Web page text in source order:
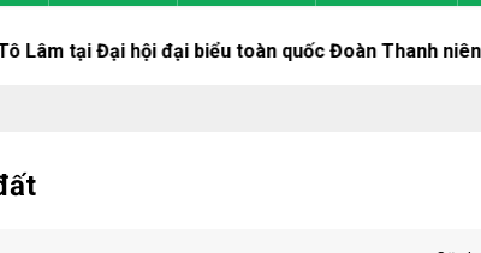
hội đại biểu toàn quốc Đoàn Thanh niên cộng sản